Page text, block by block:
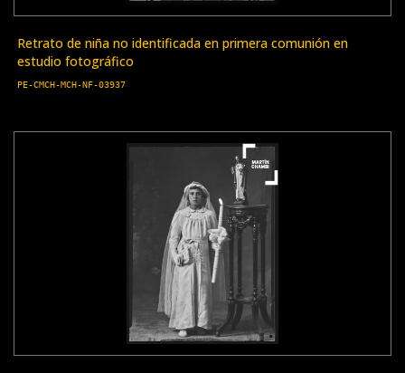
Retrato de niña no identificada en primera comunión en
estudio fotográfico
PE-CMCH-MCH-NF-03937